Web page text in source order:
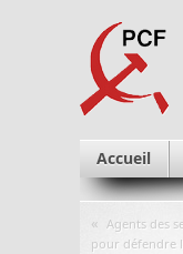
Accueil
« Agents des
pour défendre